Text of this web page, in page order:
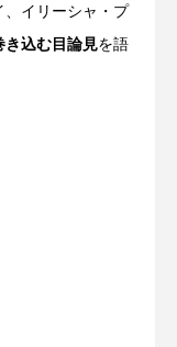
イリーシャ・プ
き込む目論見を語